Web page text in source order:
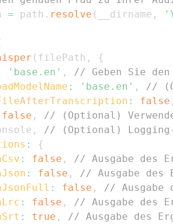
= path . resolve ( __dirname ,
( filePath ,
{
'base.en' ,
// Geben Sie den
: 'base.en' ,
//
: false ,
false ,
// (Optional)
,
// (Optional) Logging-
:
{
: false ,
// Ausgabe des
: false ,
// Ausgabe des
: false ,
// Ausgabe
: false ,
// Ausgabe des
: true ,
// Ausgabe des